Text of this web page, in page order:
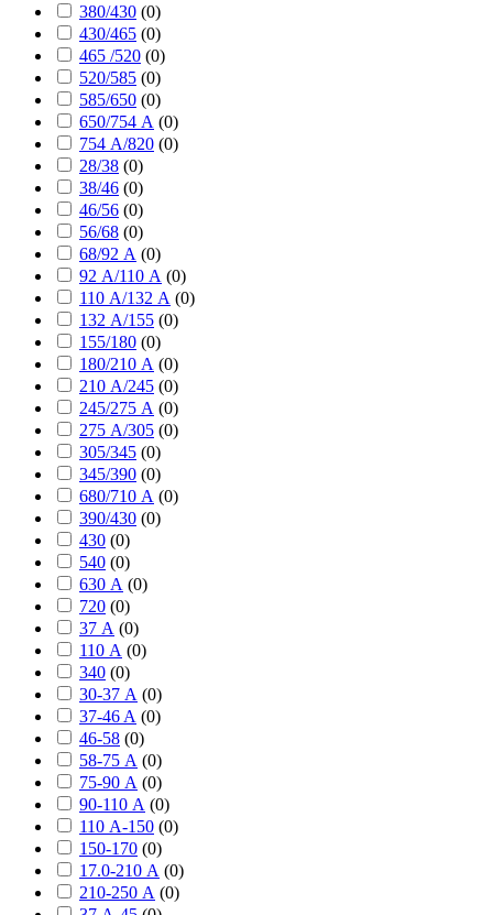
380/430 (0)
430/465 (0)
465 /520 (0)
520/585 (0)
585/650 (0)
650/754 А (0)
754 А/820 (0)
28/38 (0)
38/46 (0)
46/56 (0)
56/68 (0)
68/92 А (0)
92 А/110 А (0)
110 А/132 А (0)
132 А/155 (0)
155/180 (0)
180/210 А (0)
210 А/245 (0)
245/275 А (0)
275 А/305 (0)
305/345 (0)
345/390 (0)
680/710 А (0)
390/430 (0)
430 (0)
540 (0)
630 А (0)
720 (0)
37 А (0)
110 А (0)
340 (0)
30-37 А (0)
37-46 A (0)
46-58 (0)
58-75 А (0)
75-90 А (0)
90-110 А (0)
110 А-150 (0)
150-170 (0)
17.0-210 А (0)
210-250 А (0)